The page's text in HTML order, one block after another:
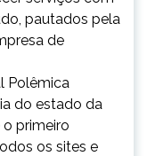
pautados pela
de
Polêmica
do estado da
primeiro
os sites e